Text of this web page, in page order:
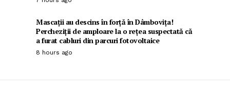
Mascații au descins în forță în Dâmbovița!
Percheziții de amploare la o rețea suspectată că
a furat cabluri din parcuri fotovoltaice
8 hours ago